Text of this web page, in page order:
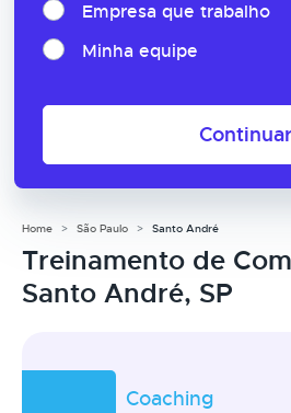
Empresa que trabalho
Minha equipe
Continuar
Home São Paulo Santo André
Treinamento de
Santo André, SP